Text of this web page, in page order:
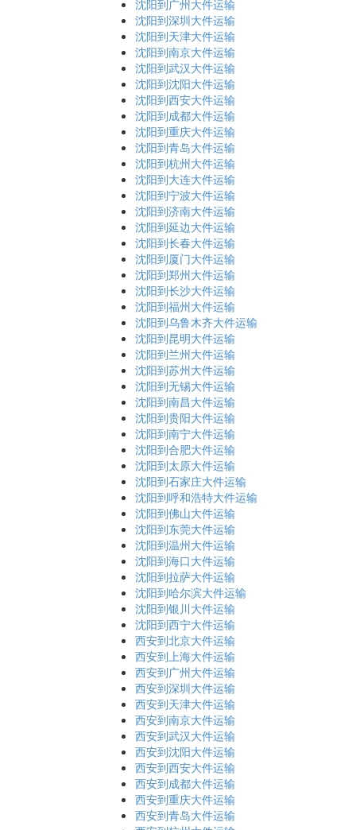
沈阳到广州大件运输
沈阳到深圳大件运输
沈阳到天津大件运输
沈阳到南京大件运输
沈阳到武汉大件运输
沈阳到沈阳大件运输
沈阳到西安大件运输
沈阳到成都大件运输
沈阳到重庆大件运输
沈阳到青岛大件运输
沈阳到杭州大件运输
沈阳到大连大件运输
沈阳到宁波大件运输
沈阳到济南大件运输
沈阳到延边大件运输
沈阳到长春大件运输
沈阳到厦门大件运输
沈阳到郑州大件运输
沈阳到长沙大件运输
沈阳到福州大件运输
沈阳到乌鲁木齐大件运输
沈阳到昆明大件运输
沈阳到兰州大件运输
沈阳到苏州大件运输
沈阳到无锡大件运输
沈阳到南昌大件运输
沈阳到贵阳大件运输
沈阳到南宁大件运输
沈阳到合肥大件运输
沈阳到太原大件运输
沈阳到石家庄大件运输
沈阳到呼和浩特大件运输
沈阳到佛山大件运输
沈阳到东莞大件运输
沈阳到温州大件运输
沈阳到海口大件运输
沈阳到拉萨大件运输
沈阳到哈尔滨大件运输
沈阳到银川大件运输
沈阳到西宁大件运输
西安到北京大件运输
西安到上海大件运输
西安到广州大件运输
西安到深圳大件运输
西安到天津大件运输
西安到南京大件运输
西安到武汉大件运输
西安到沈阳大件运输
西安到西安大件运输
西安到成都大件运输
西安到重庆大件运输
西安到青岛大件运输